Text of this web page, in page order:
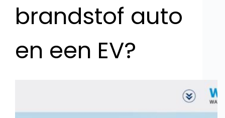
brandstof auto
en een EV?